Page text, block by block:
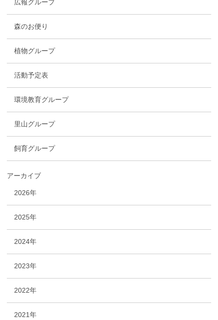
広報グループ
森のお便り
植物グループ
活動予定表
環境教育グループ
里山グループ
飼育グループ
アーカイブ
2026年
2025年
2024年
2023年
2022年
2021年